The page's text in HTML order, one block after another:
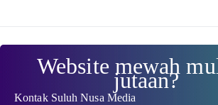
Website mewah
jutaan?
Kontak Suluh Nusa Media